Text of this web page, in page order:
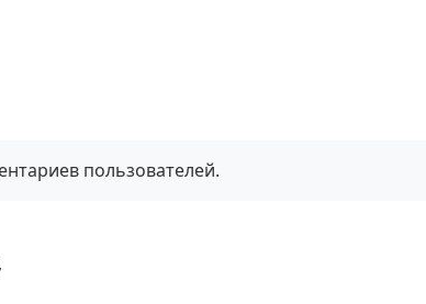
пользователей.